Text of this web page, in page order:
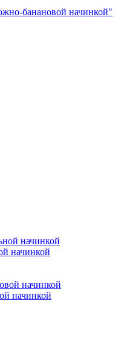
банановой начинкой"
начинкой
начинкой